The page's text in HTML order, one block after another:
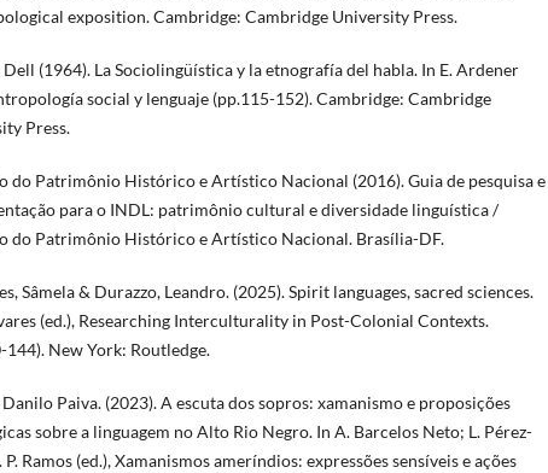
exposition. Cambridge: Cambridge University Press.
Dell (1964). La Sociolingüística y la etnografía del habla. In E. Ardener
social y lenguaje (pp.115-152). Cambridge: Cambridge
Press.
do Patrimônio Histórico e Artístico Nacional (2016). Guia de pesquisa e
para o INDL: patrimônio cultural e diversidade linguística /
do Patrimônio Histórico e Artístico Nacional. Brasília-DF.
Sâmela & Durazzo, Leandro. (2025). Spirit languages, sacred sciences.
(ed.), Researching Interculturality in Post-Colonial Contexts.
144). New York: Routledge.
Danilo Paiva. (2023). A escuta dos sopros: xamanismo e proposições
sobre a linguagem no Alto Rio Negro. In A. Barcelos Neto; L. Pérez-
Ramos (ed.), Xamanismos ameríndios: expressões sensíveis e ações